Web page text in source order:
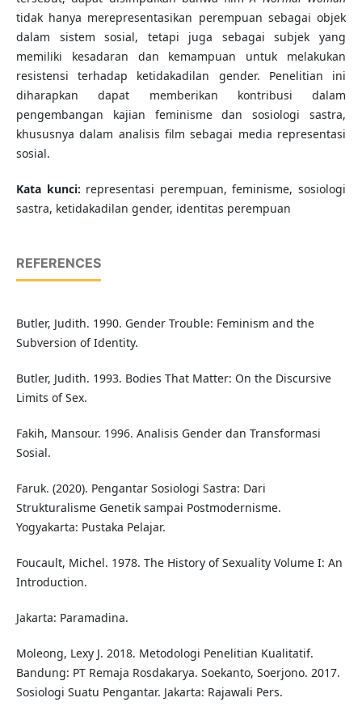
tidak hanya merepresentasikan perempuan sebagai objek
dalam sistem sosial, tetapi juga sebagai subjek yang
memiliki kesadaran dan kemampuan untuk melakukan
resistensi terhadap ketidakadilan gender. Penelitian ini
diharapkan dapat memberikan kontribusi dalam
pengembangan kajian feminisme dan sosiologi sastra,
khususnya dalam analisis film sebagai media representasi
sosial.
Kata kunci: representasi perempuan, feminisme, sosiologi
sastra, ketidakadilan gender, identitas perempuan
REFERENCES
Butler, Judith. 1990. Gender Trouble: Feminism and the
Subversion of Identity.
Butler, Judith. 1993. Bodies That Matter: On the Discursive
Limits of Sex.
Fakih, Mansour. 1996. Analisis Gender dan Transformasi
Sosial.
Faruk. (2020). Pengantar Sosiologi Sastra: Dari
Strukturalisme Genetik sampai Postmodernisme.
Yogyakarta: Pustaka Pelajar.
Foucault, Michel. 1978. The History of Sexuality Volume I: An
Introduction.
Jakarta: Paramadina.
Moleong, Lexy J. 2018. Metodologi Penelitian Kualitatif.
Bandung: PT Remaja Rosdakarya. Soekanto, Soerjono. 2017.
Sosiologi Suatu Pengantar. Jakarta: Rajawali Pers.